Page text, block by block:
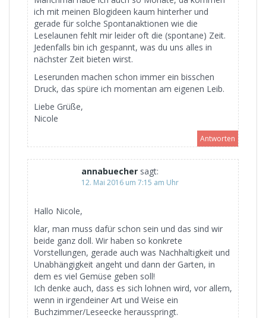
ich mit meinen Blogideen kaum hinterher und
gerade für solche Spontanaktionen wie die
Leselaunen fehlt mir leider oft die (spontane) Zeit.
Jedenfalls bin ich gespannt, was du uns alles in
nächster Zeit bieten wirst.
Leserunden machen schon immer ein bisschen
Druck, das spüre ich momentan am eigenen Leib.
Liebe Grüße,
Nicole
Antworten
annabuecher sagt:
12. Mai 2016 um 7:15 am Uhr
Hallo Nicole,
klar, man muss dafür schon sein und das sind wir
beide ganz doll. Wir haben so konkrete
Vorstellungen, gerade auch was Nachhaltigkeit und
Unabhängigkeit angeht und dann der Garten, in
dem es viel Gemüse geben soll!
Ich denke auch, dass es sich lohnen wird, vor allem,
wenn in irgendeiner Art und Weise ein
Buchzimmer/Leseecke herausspringt.